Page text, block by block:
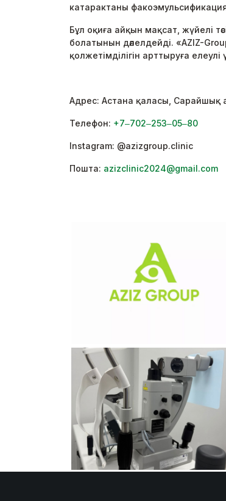
катарактаны
Бұл оқиға айқын мақсат, жүйелі
болатынын дәлелдейді. «AZIZ-
қолжетімділігін арттыруға
Адрес: Астана қаласы, Сарайшық
Телефон: +7‒702‒253‒05‒80
Instagram: @azizgroup.clinic
Пошта: azizclinic2024@gmail.com